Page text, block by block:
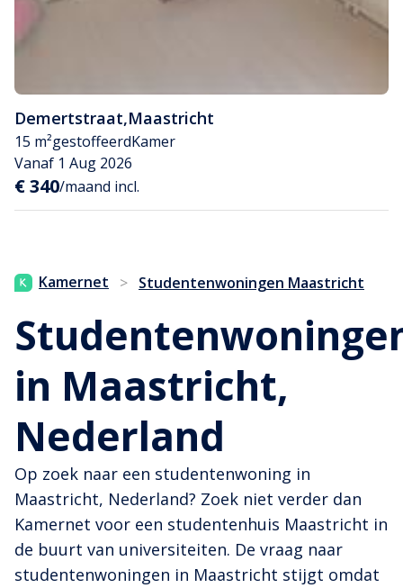
Demertstraat,Maastricht
15 m²gestoffeerdKamer
Vanaf 1 Aug 2026
€ 340/maand incl.
Kamernet > Studentenwoningen Maastricht
in Maastricht,
Nederland
Op zoek naar een studentenwoning in
Maastricht, Nederland? Zoek niet verder dan
Kamernet voor een studentenhuis Maastricht in
de buurt van universiteiten. De vraag naar
studentenwoningen in Maastricht stijgt omdat